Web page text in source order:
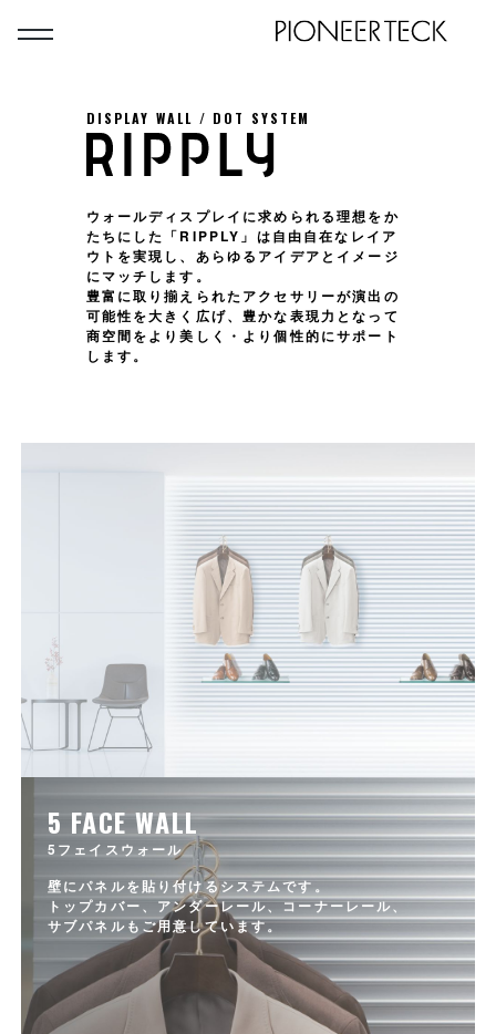
DISPLAY WALL / DOT SYSTEM
ウォールディスプレイに求められる理想をか
たちにした「RIPPLY」は自由自在なレイア
ウトを実現し、あらゆるアイデアとイメージ
にマッチします。
豊富に取り揃えられたアクセサリーが演出の
可能性を大きく広げ、豊かな表現力となって
商空間をより美しく・より個性的にサポート
します。
5 FACE WALL
5フェイスウォール
壁にパネルを貼り付けるシステムです。
トップカバー、アンダーレール、コーナーレール、
サブパネルもご用意しています。